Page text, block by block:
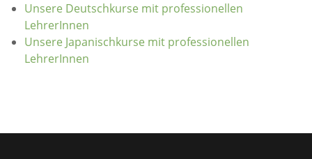
Unsere Deutschkurse mit professionellen
LehrerInnen
Unsere Japanischkurse mit professionellen
LehrerInnen